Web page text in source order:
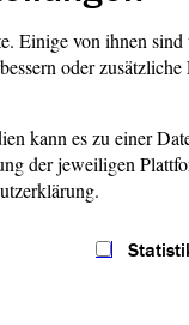
sondern ab
abgehalten. Dies
von
hatten konservative
nur Alfred Behr aus
im Gefängnis oder
mit Beamten aus
Einige von ihnen
oder
kann es zu einer
der jeweiligen